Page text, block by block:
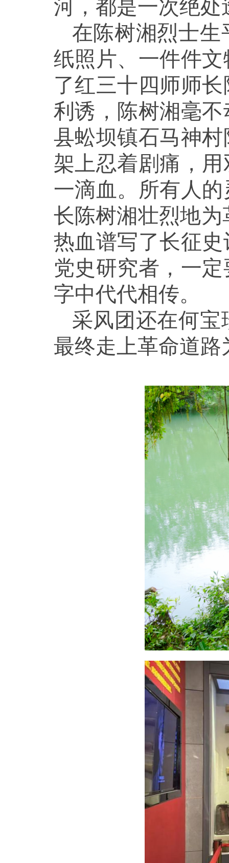
河，都是一次绝处
在陈树湘烈士
纸照片、一件件
了红三十四师师
利诱，陈树湘毫
县蚣坝镇石马神
架上忍着剧痛，
一滴血。所有人
长陈树湘壮烈地
热血谱写了长征
党史研究者，一
字中代代相传。
采风团还在何
最终走上革命道